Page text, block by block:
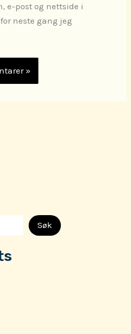
e-post og nettside i
neste gang jeg
Søk